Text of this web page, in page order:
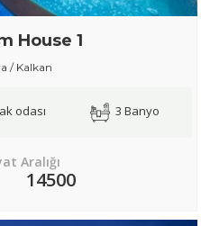
House 1
/ Kalkan
odası 3 Banyo
Aralığı
14500